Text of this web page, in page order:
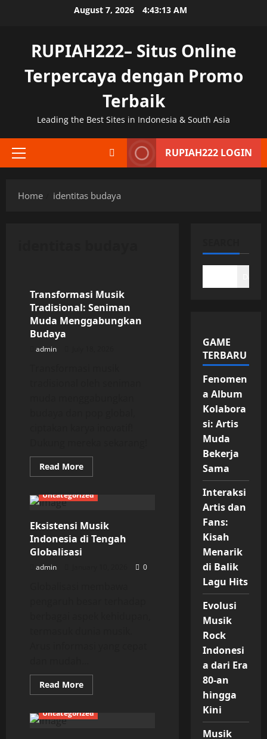
August 7, 2026 4:43:13 AM
RUPIAH222– Situs Online
Terpercaya dengan Promo
Terbaik
Leading the Best Sites in Indonesia & South Asia
Primary
RUPIAH222 LOGIN
Home identitas budaya
Transformasi Musik
Tradisional: Seniman
Muda Menggabungkan
Budaya
admin
Read MoreRead
more
Musik
Muda
Menggabungkan
Budaya
Uncategorized
Eksistensi Musik
Indonesia di Tengah
Globalisasi
admin 0
Read MoreRead
more
Musik
Uncategorized
GAME
TERBARU
Fenomen
a Album
Kolabora
si: Artis
Muda
Bekerja
Sama
Interaksi
Artis dan
Fans:
Kisah
Menarik
di Balik
Lagu Hits
Evolusi
Musik
Rock
Indonesi
a dari Era
80-an
hingga
Kini
Musik